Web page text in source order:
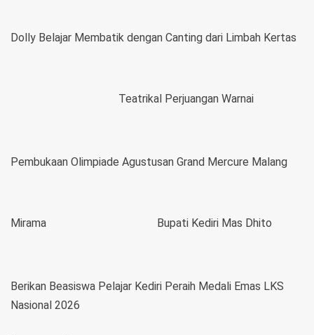
Dolly Belajar Membatik dengan Canting dari Limbah Kertas
Teatrikal Perjuangan Warnai
Pembukaan Olimpiade Agustusan Grand Mercure Malang
Mirama Bupati Kediri Mas Dhito
Berikan Beasiswa Pelajar Kediri Peraih Medali Emas LKS
Nasional 2026